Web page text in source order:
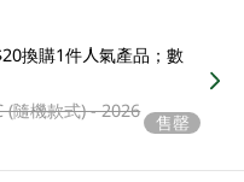
換購1件人氣產品；數
(隨機款式) - 2026
售罄